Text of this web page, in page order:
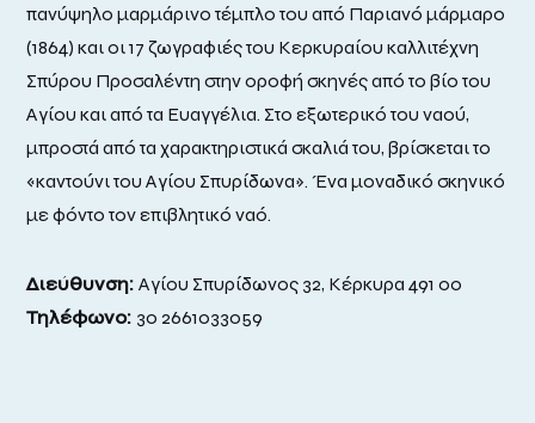
πανύψηλο μαρμάρινο τέμπλο του από Παριανό μάρμαρο
(1864) και οι 17 ζωγραφιές του Κερκυραίου καλλιτέχνη
Σπύρου Προσαλέντη στην οροφή σκηνές από το βίο του
Αγίου και από τα Ευαγγέλια. Στο εξωτερικό του ναού,
μπροστά από τα χαρακτηριστικά σκαλιά του, βρίσκεται το
«καντούνι του Αγίου Σπυρίδωνα». Ένα μοναδικό σκηνικό
με φόντο τον επιβλητικό ναό.
Διεύθυνση:Αγίου Σπυρίδωνος 32, Κέρκυρα 491 00
Τηλέφωνο: 30 2661033059